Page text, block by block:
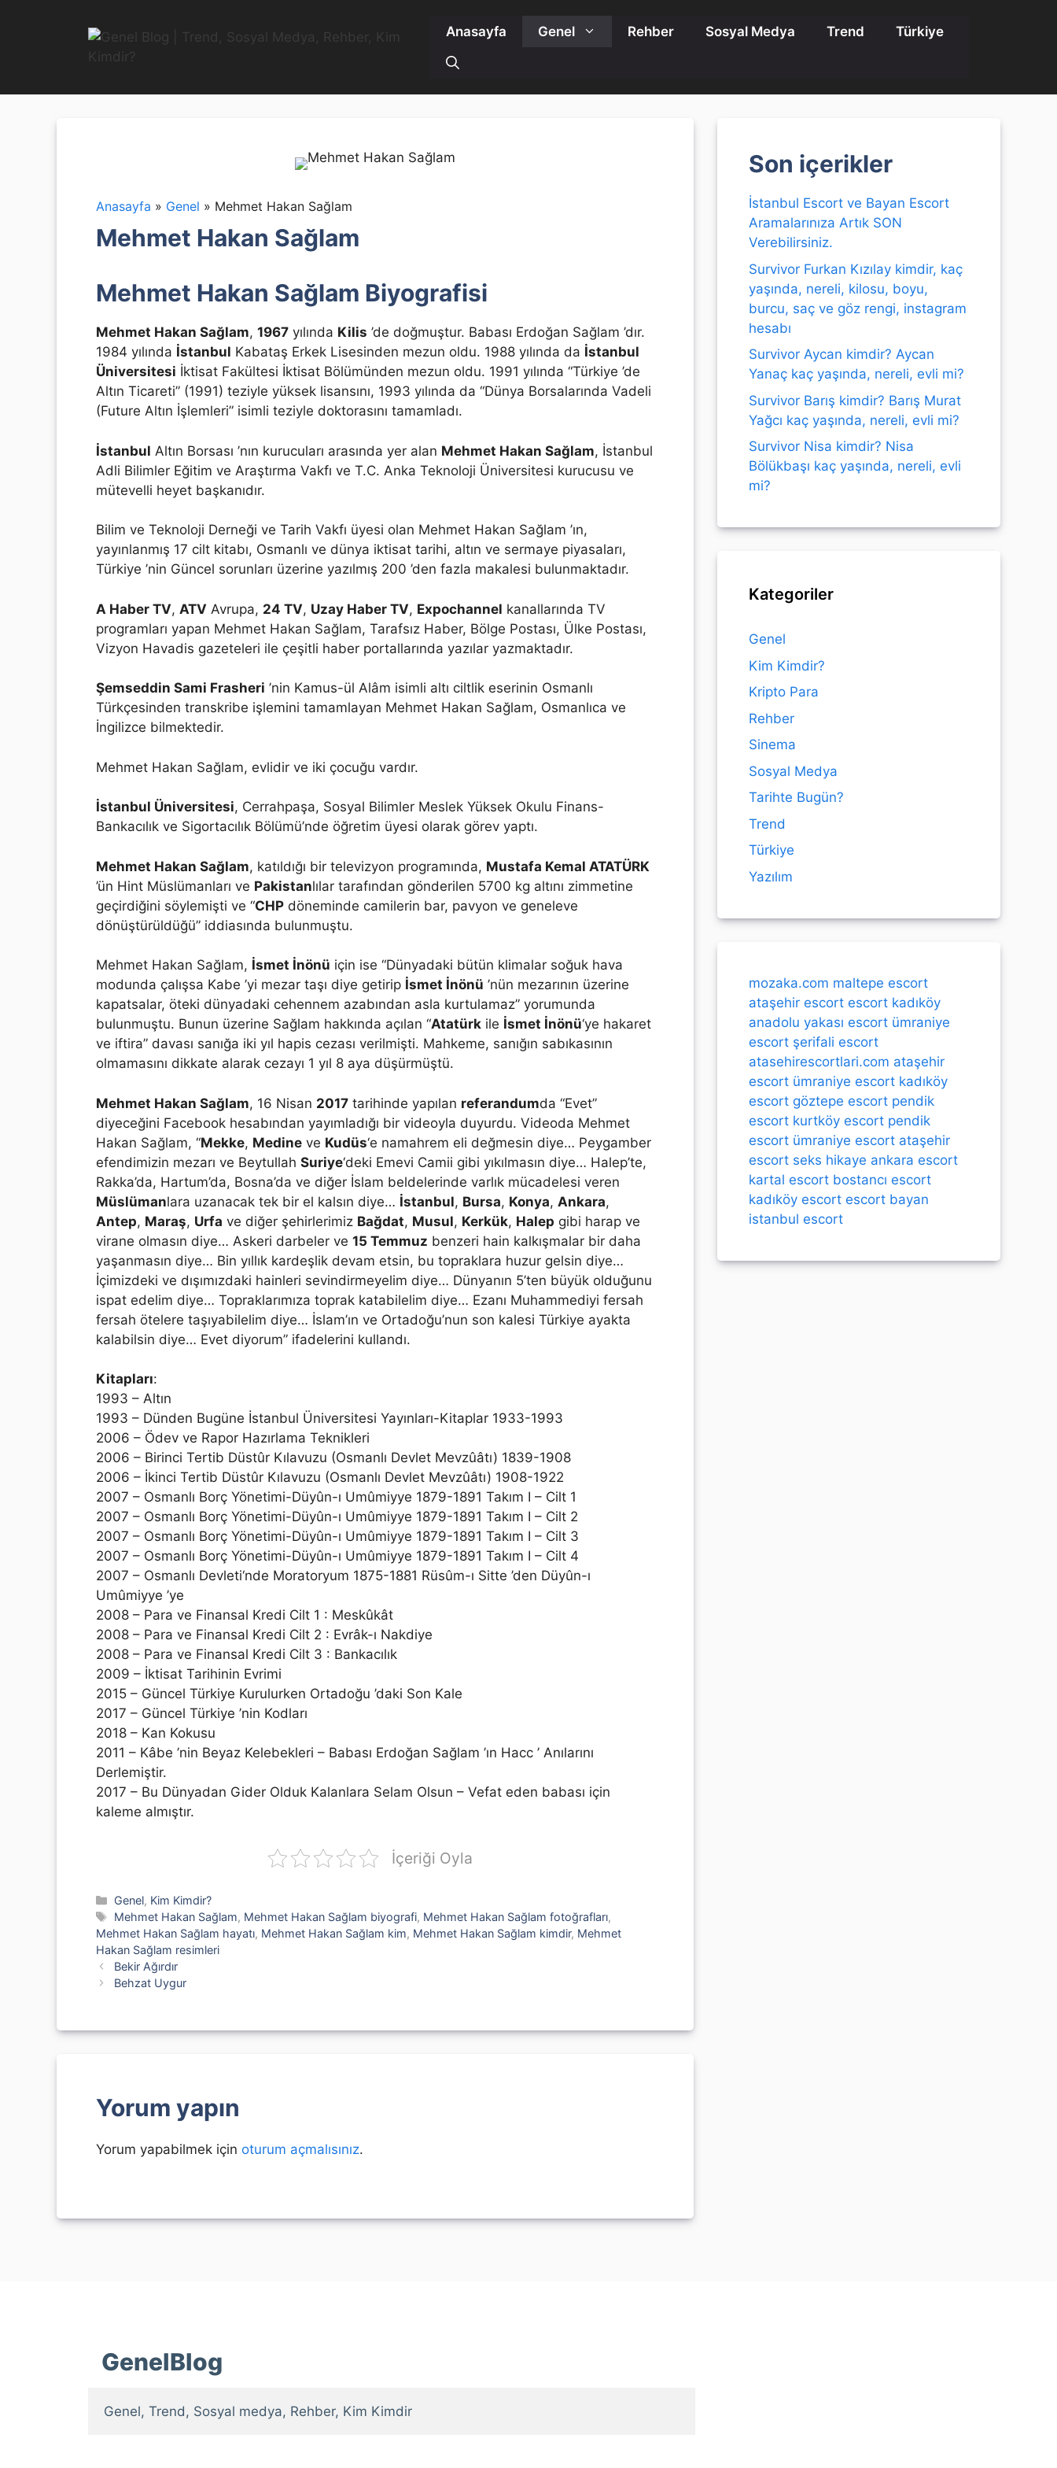
Anasayfa Genel Rehber Sosyal Medya Trend Türkiye
Anasayfa » Genel » Mehmet Hakan Sağlam
Mehmet Hakan Sağlam
Mehmet Hakan Sağlam Biyografisi
Mehmet Hakan Sağlam, 1967 yılında Kilis ’de doğmuştur. Babası Erdoğan Sağlam ’dır.
1984 yılında İstanbul Kabataş Erkek Lisesinden mezun oldu. 1988 yılında da İstanbul
Üniversitesi İktisat Fakültesi İktisat Bölümünden mezun oldu. 1991 yılında “Türkiye ’de
Altın Ticareti” (1991) teziyle yüksek lisansını, 1993 yılında da “Dünya Borsalarında Vadeli
(Future Altın İşlemleri” isimli teziyle doktorasını tamamladı.
İstanbul Altın Borsası ’nın kurucuları arasında yer alan Mehmet Hakan Sağlam, İstanbul
Adli Bilimler Eğitim ve Araştırma Vakfı ve T.C. Anka Teknoloji Üniversitesi kurucusu ve
mütevelli heyet başkanıdır.
Bilim ve Teknoloji Derneği ve Tarih Vakfı üyesi olan Mehmet Hakan Sağlam ’ın,
yayınlanmış 17 cilt kitabı, Osmanlı ve dünya iktisat tarihi, altın ve sermaye piyasaları,
Türkiye ’nin Güncel sorunları üzerine yazılmış 200 ’den fazla makalesi bulunmaktadır.
A Haber TV, ATV Avrupa, 24 TV, Uzay Haber TV, Expochannel kanallarında TV
programları yapan Mehmet Hakan Sağlam, Tarafsız Haber, Bölge Postası, Ülke Postası,
Vizyon Havadis gazeteleri ile çeşitli haber portallarında yazılar yazmaktadır.
Şemseddin Sami Frasheri ’nin Kamus-ül Alâm isimli altı ciltlik eserinin Osmanlı
Türkçesinden transkribe işlemini tamamlayan Mehmet Hakan Sağlam, Osmanlıca ve
İngilizce bilmektedir.
Mehmet Hakan Sağlam, evlidir ve iki çocuğu vardır.
İstanbul Üniversitesi, Cerrahpaşa, Sosyal Bilimler Meslek Yüksek Okulu Finans-
Bankacılık ve Sigortacılık Bölümü’nde öğretim üyesi olarak görev yaptı.
Mehmet Hakan Sağlam, katıldığı bir televizyon programında, Mustafa Kemal ATATÜRK
’ün Hint Müslümanları ve Pakistanlılar tarafından gönderilen 5700 kg altını zimmetine
geçirdiğini söylemişti ve “CHP döneminde camilerin bar, pavyon ve geneleve
dönüştürüldüğü” iddiasında bulunmuştu.
Mehmet Hakan Sağlam, İsmet İnönü için ise “Dünyadaki bütün klimalar soğuk hava
modunda çalışsa Kabe ’yi mezar taşı diye getirip İsmet İnönü ’nün mezarının üzerine
kapatsalar, öteki dünyadaki cehennem azabından asla kurtulamaz” yorumunda
bulunmuştu. Bunun üzerine Sağlam hakkında açılan “Atatürk ile İsmet İnönü‘ye hakaret
ve iftira” davası sanığa iki yıl hapis cezası verilmişti. Mahkeme, sanığın sabıkasının
olmamasını dikkate alarak cezayı 1 yıl 8 aya düşürmüştü.
Mehmet Hakan Sağlam, 16 Nisan 2017 tarihinde yapılan referandumda “Evet”
diyeceğini Facebook hesabından yayımladığı bir videoyla duyurdu. Videoda Mehmet
Hakan Sağlam, “Mekke, Medine ve Kudüs‘e namahrem eli değmesin diye… Peygamber
efendimizin mezarı ve Beytullah Suriye‘deki Emevi Camii gibi yıkılmasın diye… Halep’te,
Rakka’da, Hartum’da, Bosna’da ve diğer İslam beldelerinde varlık mücadelesi veren
Müslümanlara uzanacak tek bir el kalsın diye… İstanbul, Bursa, Konya, Ankara,
Antep, Maraş, Urfa ve diğer şehirlerimiz Bağdat, Musul, Kerkük, Halep gibi harap ve
virane olmasın diye… Askeri darbeler ve 15 Temmuz benzeri hain kalkışmalar bir daha
yaşanmasın diye… Bin yıllık kardeşlik devam etsin, bu topraklara huzur gelsin diye…
İçimizdeki ve dışımızdaki hainleri sevindirmeyelim diye… Dünyanın 5’ten büyük olduğunu
ispat edelim diye… Topraklarımıza toprak katabilelim diye… Ezanı Muhammediyi fersah
fersah ötelere taşıyabilelim diye… İslam’ın ve Ortadoğu’nun son kalesi Türkiye ayakta
kalabilsin diye… Evet diyorum” ifadelerini kullandı.
Kitapları:
1993 – Altın
1993 – Dünden Bugüne İstanbul Üniversitesi Yayınları-Kitaplar 1933-1993
2006 – Ödev ve Rapor Hazırlama Teknikleri
2006 – Birinci Tertib Düstûr Kılavuzu (Osmanlı Devlet Mevzûâtı) 1839-1908
2006 – İkinci Tertib Düstûr Kılavuzu (Osmanlı Devlet Mevzûâtı) 1908-1922
2007 – Osmanlı Borç Yönetimi-Düyûn-ı Umûmiyye 1879-1891 Takım I – Cilt 1
2007 – Osmanlı Borç Yönetimi-Düyûn-ı Umûmiyye 1879-1891 Takım I – Cilt 2
2007 – Osmanlı Borç Yönetimi-Düyûn-ı Umûmiyye 1879-1891 Takım I – Cilt 3
2007 – Osmanlı Borç Yönetimi-Düyûn-ı Umûmiyye 1879-1891 Takım I – Cilt 4
2007 – Osmanlı Devleti‘nde Moratoryum 1875-1881 Rüsûm-ı Sitte ’den Düyûn-ı
Umûmiyye ’ye
2008 – Para ve Finansal Kredi Cilt 1 : Meskûkât
2008 – Para ve Finansal Kredi Cilt 2 : Evrâk-ı Nakdiye
2008 – Para ve Finansal Kredi Cilt 3 : Bankacılık
2009 – İktisat Tarihinin Evrimi
2015 – Güncel Türkiye Kurulurken Ortadoğu ’daki Son Kale
2017 – Güncel Türkiye ’nin Kodları
2018 – Kan Kokusu
2011 – Kâbe ’nin Beyaz Kelebekleri – Babası Erdoğan Sağlam ’ın Hacc ’ Anılarını
Derlemiştir.
2017 – Bu Dünyadan Gider Olduk Kalanlara Selam Olsun – Vefat eden babası için
kaleme almıştır.
İçeriği Oyla
Kategoriler
Genel, Kim Kimdir?
Etiketler
Mehmet Hakan Sağlam, Mehmet Hakan Sağlam biyografi, Mehmet Hakan Sağlam fotoğrafları,
Mehmet Hakan Sağlam hayatı, Mehmet Hakan Sağlam kim, Mehmet Hakan Sağlam kimdir, Mehmet
Hakan Sağlam resimleri
Bekir Ağırdır
Behzat Uygur
Yorum yapın
Yorum yapabilmek için oturum açmalısınız.
Son içerikler
İstanbul Escort ve Bayan Escort
Aramalarınıza Artık SON
Verebilirsiniz.
Survivor Furkan Kızılay kimdir, kaç
yaşında, nereli, kilosu, boyu,
burcu, saç ve göz rengi, instagram
hesabı
Survivor Aycan kimdir? Aycan
Yanaç kaç yaşında, nereli, evli mi?
Survivor Barış kimdir? Barış Murat
Yağcı kaç yaşında, nereli, evli mi?
Survivor Nisa kimdir? Nisa
Bölükbaşı kaç yaşında, nereli, evli
mi?
Kategoriler
Genel
Kim Kimdir?
Kripto Para
Rehber
Sinema
Sosyal Medya
Tarihte Bugün?
Trend
Türkiye
Yazılım
mozaka.com maltepe escort
ataşehir escort escort kadıköy
anadolu yakası escort ümraniye
escort şerifali escort
atasehirescortlari.com ataşehir
escort ümraniye escort kadıköy
escort göztepe escort pendik
escort kurtköy escort pendik
escort ümraniye escort ataşehir
escort seks hikaye ankara escort
kartal escort bostancı escort
kadıköy escort escort bayan
istanbul escort
GenelBlog
Genel, Trend, Sosyal medya, Rehber, Kim Kimdir